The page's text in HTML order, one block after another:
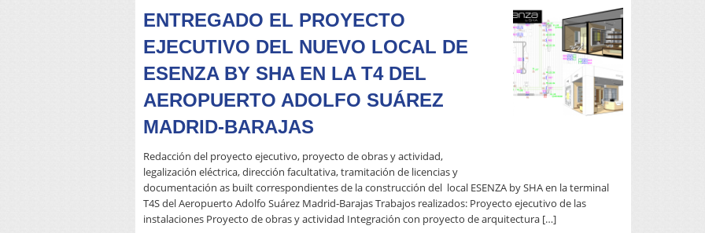
ENTREGADO EL PROYECTO
EJECUTIVO DEL NUEVO LOCAL DE
ESENZA BY SHA EN LA T4 DEL
AEROPUERTO ADOLFO SUÁREZ
MADRID-BARAJAS
Redacción del proyecto ejecutivo, proyecto de obras y actividad,
legalización eléctrica, dirección facultativa, tramitación de licencias y
documentación as built correspondientes de la construcción del local ESENZA by SHA en la terminal
T4S del Aeropuerto Adolfo Suárez Madrid-Barajas Trabajos realizados: Proyecto ejecutivo de las
instalaciones Proyecto de obras y actividad Integración con proyecto de arquitectura […]